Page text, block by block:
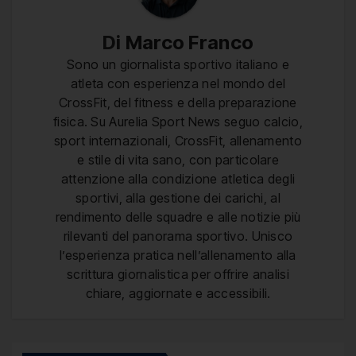
Di Marco Franco
Sono un giornalista sportivo italiano e
atleta con esperienza nel mondo del
CrossFit, del fitness e della preparazione
fisica. Su Aurelia Sport News seguo calcio,
sport internazionali, CrossFit, allenamento
e stile di vita sano, con particolare
attenzione alla condizione atletica degli
sportivi, alla gestione dei carichi, al
rendimento delle squadre e alle notizie più
rilevanti del panorama sportivo. Unisco
l’esperienza pratica nell’allenamento alla
scrittura giornalistica per offrire analisi
chiare, aggiornate e accessibili.